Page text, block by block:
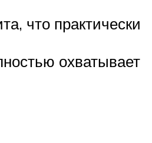
что практически
охватывает